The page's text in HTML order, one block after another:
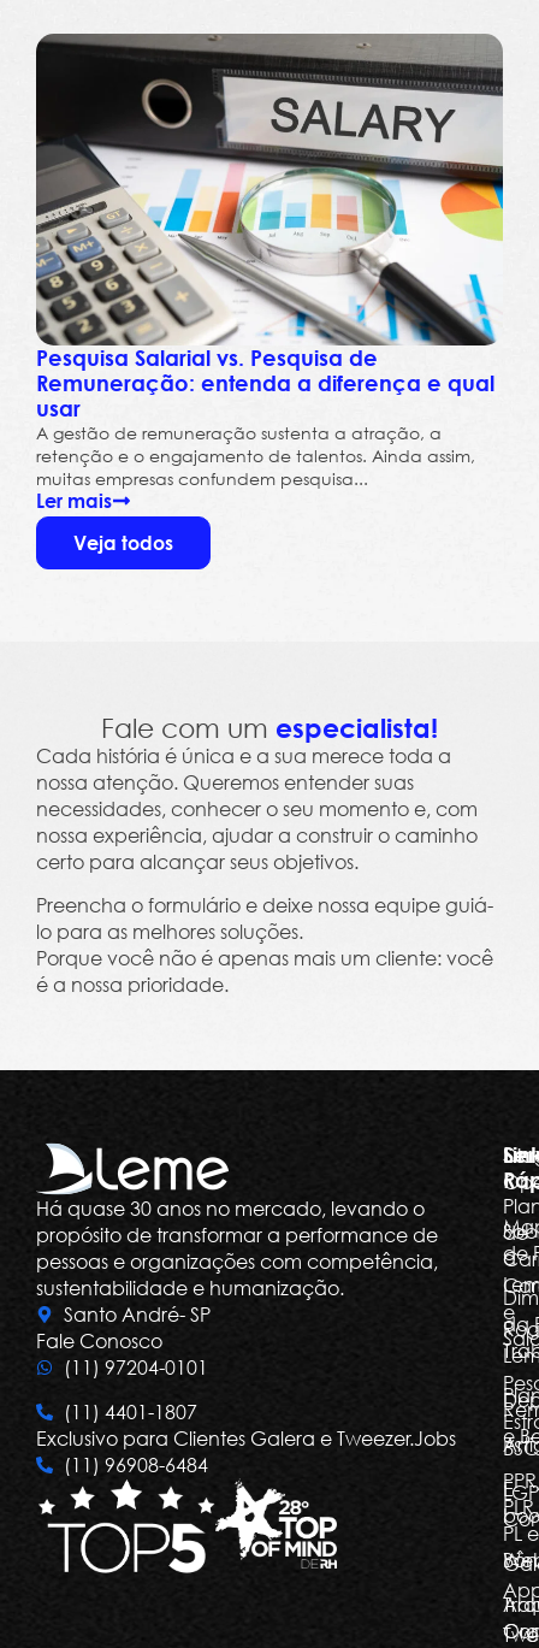
Pesquisa Salarial vs. Pesquisa de
Remuneração: entenda a diferença e qual
usar
A gestão de remuneração sustenta a atração, a
retenção e o engajamento de talentos. Ainda assim,
muitas empresas confundem pesquisa...
Ler mais
Veja todos
Fale com um especialista!
Cada história é única e a sua merece toda a
nossa atenção. Queremos entender suas
necessidades, conhecer o seu momento e, com
nossa experiência, ajudar a construir o caminho
certo para alcançar seus objetivos.
Preencha o formulário e deixe nossa equipe guiá-
lo para as melhores soluções.
Porque você não é apenas mais um cliente: você
é a nossa prioridade.
Há quase 30 anos no mercado, levando o
propósito de transformar a performance de
pessoas e organizações com competência,
sustentabilidade e humanização.
Santo André- SP
Fale Conosco
(11) 97204-0101
(11) 4401-1807
Exclusivo para Clientes Galera e Tweezer.Jobs
(11) 96908-6484
de
e
e
PLR,
PL e
de
da
a
E-